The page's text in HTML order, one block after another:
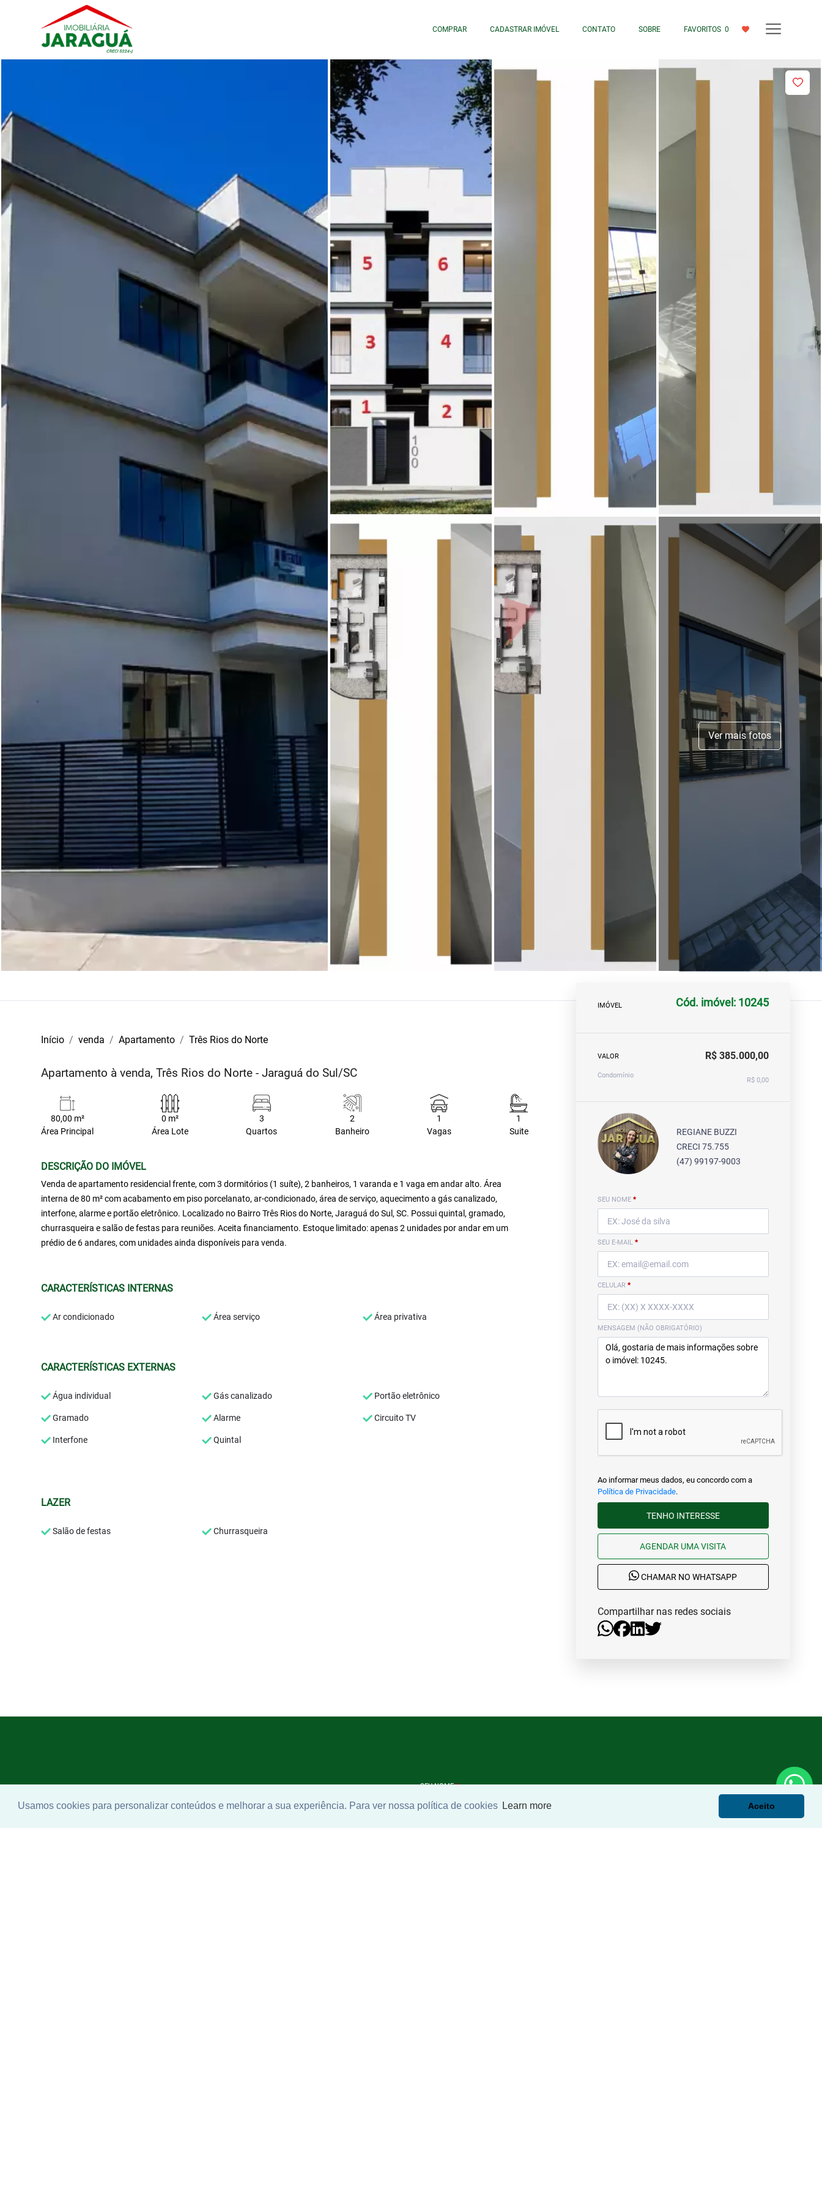
Usamos cookies para personalizar conteúdos e melhorar a sua experiência. Para ver nossa política de cookies Learn more Aceito
COMPRAR CADASTRAR IMÓVEL CONTATO SOBRE FAVORITOS 0
Ver mais fotos
Início venda Apartamento Três Rios do Norte
Apartamento à venda, Três Rios do Norte - Jaraguá do Sul/SC
80,00 m²
Área Principal
0 m²
Área Lote
3
Quartos
2
Banheiro
1
Vagas
1
Suite
DESCRIÇÃO DO IMÓVEL
Venda de apartamento residencial frente, com 3 dormitórios (1 suíte), 2 banheiros, 1 varanda e 1 vaga em andar alto. Área
interna de 80 m² com acabamento em piso porcelanato, ar-condicionado, área de serviço, aquecimento a gás canalizado,
interfone, alarme e portão eletrônico. Localizado no Bairro Três Rios do Norte, Jaraguá do Sul, SC. Possui quintal, gramado,
churrasqueira e salão de festas para reuniões. Aceita financiamento. Estoque limitado: apenas 2 unidades por andar em um
prédio de 6 andares, com unidades ainda disponíveis para venda.
CARACTERÍSTICAS INTERNAS
Ar condicionado Área serviço Área privativa
CARACTERÍSTICAS EXTERNAS
Água individual Gás canalizado Portão eletrônico
Gramado Alarme Circuito TV
Interfone Quintal
LAZER
Salão de festas Churrasqueira
IMÓVEL Cód. imóvel: 10245
VALOR R$ 385.000,00
Condomínio
R$ 0,00
REGIANE BUZZI
CRECI 75.755
(47) 99197-9003
SEU NOME *
SEU E-MAIL *
CELULAR *
MENSAGEM (NÃO OBRIGATÓRIO)
Ao informar meus dados, eu concordo com a
Política de Privacidade.
TENHO INTERESSE
AGENDAR UMA VISITA
CHAMAR NO WHATSAPP
Compartilhar nas redes sociais
SEU NOME*